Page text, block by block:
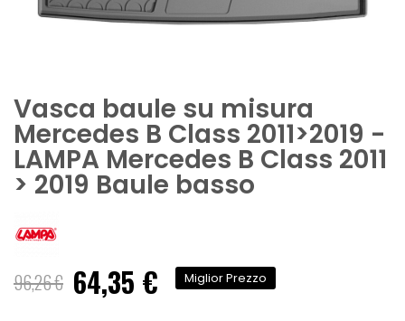
Vasca baule su misura
Mercedes B Class 2011>2019 -
LAMPA Mercedes B Class 2011
> 2019 Baule basso
96,26 €
Prezzo
speciale
64,35 € Miglior Prezzo